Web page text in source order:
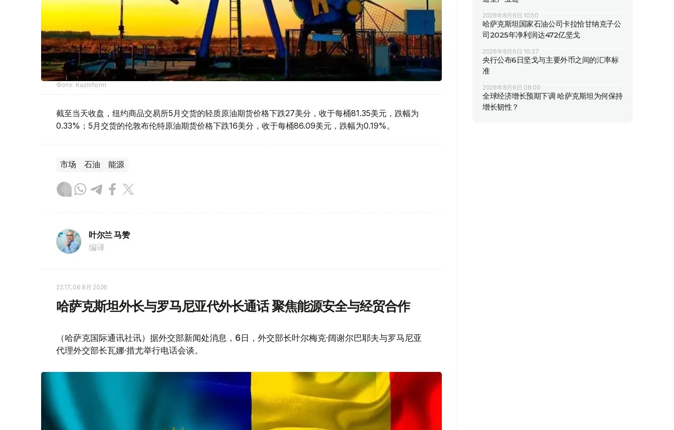
Фото: Kazinform
截至当天收盘，纽约商品交易所5月交货的轻质原油期货价格下跌27美分，收于每桶81.35美元，跌幅为
0.33%；5月交货的伦敦布伦特原油期货价格下跌16美分，收于每桶86.09美元，跌幅为0.19%。
市场 石油 能源
叶尔兰 马赞
编译
22:17, 06 8月 2026
哈萨克斯坦外长与罗马尼亚代外长通话 聚焦能源安全与经贸合作
（哈萨克国际通讯社讯）据外交部新闻处消息，6日，外交部长叶尔梅克·阔谢尔巴耶夫与罗马尼亚
代理外交部长瓦娜·措尤举行电话会谈。
2026年8月6日 10:50
哈萨克斯坦国家石油公司卡拉恰甘纳克子公
司2025年净利润达472亿坚戈
2026年8月6日 10:37
央行公布6日坚戈与主要外币之间的汇率标
准
2026年8月6日 08:00
全球经济增长预期下调 哈萨克斯坦为何保持
增长韧性？